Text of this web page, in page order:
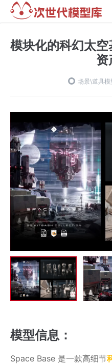
模块化的科幻太
资
场景\道具模
模型信息：
Space Base 是一款高细节